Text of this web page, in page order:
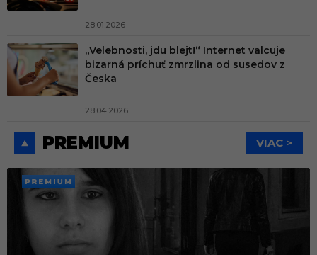
28.01.2026
„Velebnosti, jdu blejt!“ Internet valcuje
bizarná príchuť zmrzlina od susedov z
Česka
28.04.2026
PREMIUM VIAC >
PREMI
UM